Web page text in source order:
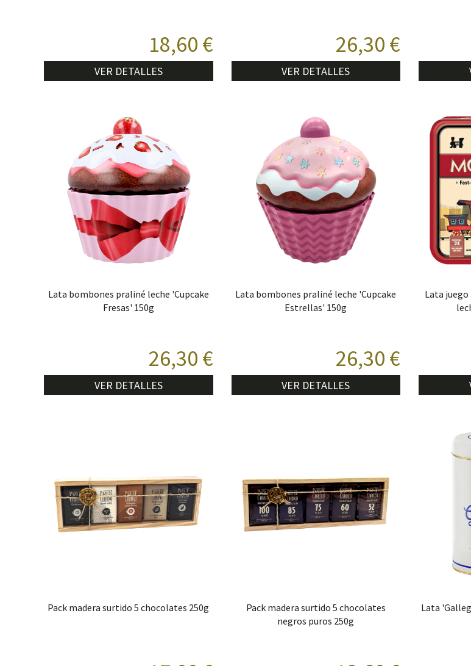
18,60 €
VER DETALLES
26,30 €
VER DETALLES
Lata bombones praliné leche 'Cupcake
Fresas' 150g
26,30 €
VER DETALLES
Lata bombones praliné leche 'Cupcake
Estrellas' 150g
26,30 €
VER DETALLES
Lata
Pack madera surtido 5 chocolates 250g
Pack madera surtido 5 chocolates
negros puros 250g
Lata